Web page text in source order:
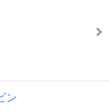
ン